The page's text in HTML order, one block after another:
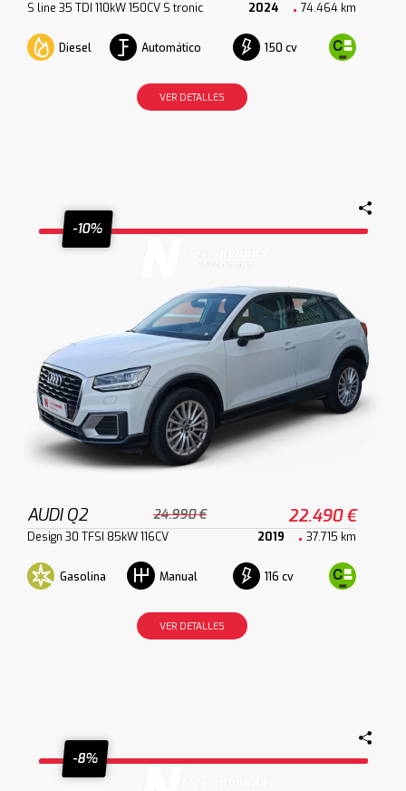
S line 35 TDI 110kW 150CV S tronic 2024 74.464 km
Diesel Automático 150 cv
VER DETALLES
-10%
AUDI Q2 24.990 € 22.490 €
Design 30 TFSI 85kW 116CV 2019 37.715 km
Gasolina Manual 116 cv
VER DETALLES
-8%